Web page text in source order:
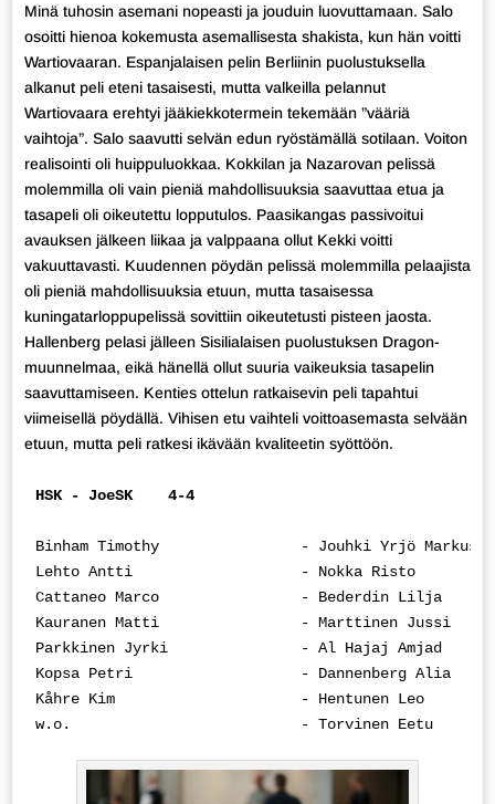
Minä tuhosin asemani nopeasti ja jouduin luovuttamaan. Salo
osoitti hienoa kokemusta asemallisesta shakista, kun hän voitti
Wartiovaaran. Espanjalaisen pelin Berliinin puolustuksella
alkanut peli eteni tasaisesti, mutta valkeilla pelannut
Wartiovaara erehtyi jääkiekkotermein tekemään ”vääriä
vaihtoja”. Salo saavutti selvän edun ryöstämällä sotilaan. Voiton
realisointi oli huippuluokkaa. Kokkilan ja Nazarovan pelissä
molemmilla oli vain pieniä mahdollisuuksia saavuttaa etua ja
tasapeli oli oikeutettu lopputulos. Paasikangas passivoitui
avauksen jälkeen liikaa ja valppaana ollut Kekki voitti
vakuuttavasti. Kuudennen pöydän pelissä molemmilla pelaajista
oli pieniä mahdollisuuksia etuun, mutta tasaisessa
kuningatarloppupelissä sovittiin oikeutetusti pisteen jaosta.
Hallenberg pelasi jälleen Sisilialaisen puolustuksen Dragon-
muunnelmaa, eikä hänellä ollut suuria vaikeuksia tasapelin
saavuttamiseen. Kenties ottelun ratkaisevin peli tapahtui
viimeisellä pöydällä. Vihisen etu vaihteli voittoasemasta selvään
etuun, mutta peli ratkesi ikävään kvaliteetin syöttöön.
HSK - JoeSK    4-4
Binham Timothy                - Jouhki Yrjö
Lehto Antti                   - Nokka Risto
Cattaneo Marco                - Bederdin Lilja
Kauranen Matti                - Marttinen Jussi
Parkkinen Jyrki               - Al Hajaj Amjad
Kopsa Petri                   - Dannenberg Alia
Kåhre Kim                     - Hentunen Leo
w.o.                          - Torvinen Eetu